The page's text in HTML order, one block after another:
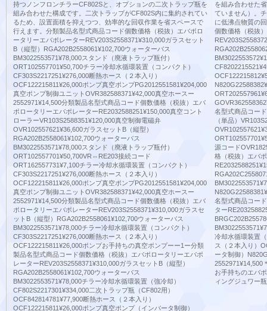
持つノンフロンチラーCF802Sと、オプションの二次トラップ瓶を
組み合わせた構成です。二次トラップがCF802S内に集約されてい
るため、設置面積を抑えつつ、効率的な回収作業を省スペースで
行えます。分類製品名型式商品コード個数価格（税抜）エバポロ
ータリーエバポレーターREV203S2558371¥310,000ガラスセット
B（縦型）RGA202B2558061¥102,700ウォーターバス
BM3022553571¥78,000スタンド（廃液トラップ瓶付）
ORT102557701¥50,700チラー冷却水循環装置（コンパクト）
CF303S2217251¥276,000断熱ホース（２本入り）
OCF122215811¥26,000ポンプ真空ポンプPG2012551581¥204,000
真空ポンプ制御ユニットOVR382588371¥42,000真空ホースー
2552971¥14,500分類製品名型式商品コード個数価格（税抜）エバ
ポロータリーエバポレーターRE2032588251¥150,000真空コント
ローラーVR103S2588351¥120,000真空制御電磁弁
OVR102557621¥36,600ガラスセットB（縦型）
RGA202B2558061¥102,700ウォーターバス
BM3022553571¥78,000スタンド（廃液トラップ瓶付）
ORT102557701¥50,700VR⇔RE203接続コード
ORT162557731¥7,100チラー冷却水循環装置（コンパクト）
CF303S2217251¥276,000断熱ホース（２本入り）
OCF122215811¥26,000ポンプ真空ポンプPG2012551581¥204,000
真空ポンプ制御ユニットOVR382588371¥42,000真空ホースー
2552971¥14,500分類製品名型式商品コード個数価格（税抜）エバ
ポロータリーエバポレーターREV203S2558371¥310,000ガラスセ
ットB（縦型）RGA202B2558061¥102,700ウォーターバス
BM3022553571¥78,000チラー冷却水循環装置（コンパクト）
CF303S2217251¥276,000断熱ホース（２本入り）
OCF122215811¥26,000ポンプお手持ちの真空ポンプーー1ー分類
製品名型式商品コード個数価格（税抜）エバポロータリーエバポ
レーターREV203S2558371¥310,000ガラスセットB（縦型）
RGA202B2558061¥102,700ウォーターバス
BM3022553571¥78,000チラー冷却水循環装置（強冷却）
CF802S2217301¥334,000二次トラップ瓶（CF802用）
OCF842814781¥77,900断熱ホース（２本入り）
OCF122215811¥26,000ポンプ真空ポンプ（インバータ制御）
を組み合わせた
ていません）。
に低沸点物質の
個数価格（税抜
名型式商品コー
（単品）
源コード
格（税抜）エバ
名型式商品コー
ター
冷却水循環装置
ス（２本入り）
ータ制御）
2552971¥14,500
お手持ちのエバ
ィングジュワー